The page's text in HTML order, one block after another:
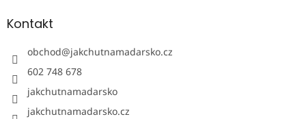
Kontakt
obchod@jakchutnamadarsko.cz
602 748 678
jakchutnamadarsko
jakchutnamadarsko.cz